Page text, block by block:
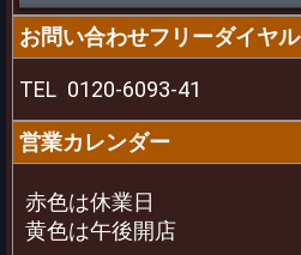
お問い合わせフリーダイヤル
TEL 0120-6093-41
営業カレンダー
赤色は休業日
黄色は午後開店